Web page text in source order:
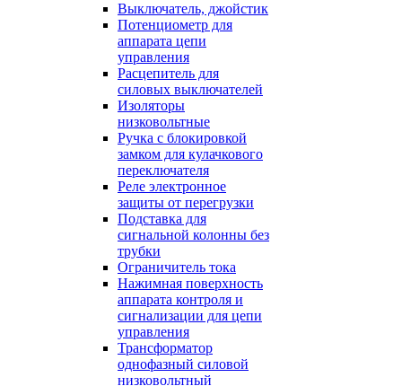
Выключатель, джойстик
Потенциометр для
аппарата цепи
управления
Расцепитель для
силовых выключателей
Изоляторы
низковольтные
Ручка с блокировкой
замком для кулачкового
переключателя
Реле электронное
защиты от перегрузки
Подставка для
сигнальной колонны без
трубки
Ограничитель тока
Нажимная поверхность
аппарата контроля и
сигнализации для цепи
управления
Трансформатор
однофазный силовой
низковольтный